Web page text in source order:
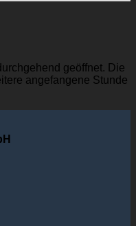
geöffnet. Die
angefangene Stunde